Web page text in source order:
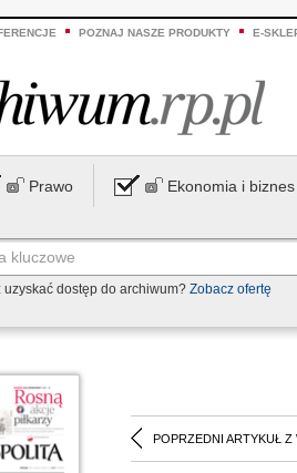
POZNAJ NASZE PRODUKTY E-
Prawo Ekonomia i biznes
uzyskać dostęp do archiwum? Zobacz ofertę
POPRZEDNI ARTYKUŁ Z